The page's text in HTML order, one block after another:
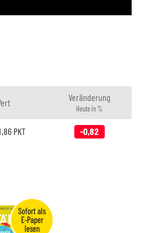
Veränderung
Heute in %
PKT -0,82